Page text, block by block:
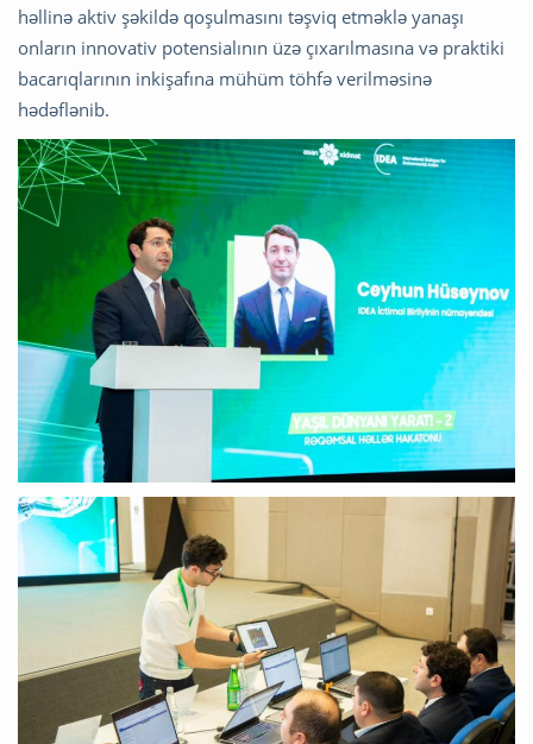
həllinə aktiv şəkildə qoşulmasını təşviq etməklə yanaşı
onların innovativ potensialının üzə çıxarılmasına və praktiki
bacarıqlarının inkişafına mühüm töhfə verilməsinə
hədəflənib.